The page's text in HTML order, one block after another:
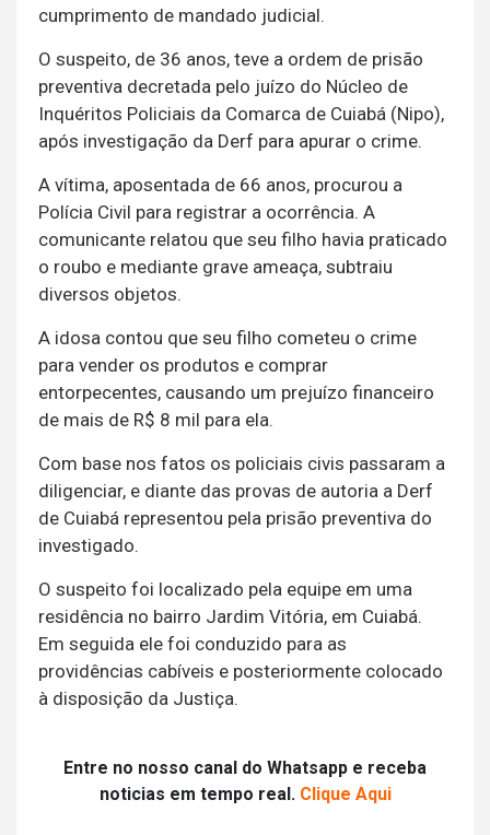
cumprimento de mandado judicial.
O suspeito, de 36 anos, teve a ordem de prisão
preventiva decretada pelo juízo do Núcleo de
Inquéritos Policiais da Comarca de Cuiabá (Nipo),
após investigação da Derf para apurar o crime.
A vítima, aposentada de 66 anos, procurou a
Polícia Civil para registrar a ocorrência. A
comunicante relatou que seu filho havia praticado
o roubo e mediante grave ameaça, subtraiu
diversos objetos.
A idosa contou que seu filho cometeu o crime
para vender os produtos e comprar
entorpecentes, causando um prejuízo financeiro
de mais de R$ 8 mil para ela.
Com base nos fatos os policiais civis passaram a
diligenciar, e diante das provas de autoria a Derf
de Cuiabá representou pela prisão preventiva do
investigado.
O suspeito foi localizado pela equipe em uma
residência no bairro Jardim Vitória, em Cuiabá.
Em seguida ele foi conduzido para as
providências cabíveis e posteriormente colocado
à disposição da Justiça.
Entre no nosso canal do Whatsapp e receba
noticias em tempo real. Clique Aqui